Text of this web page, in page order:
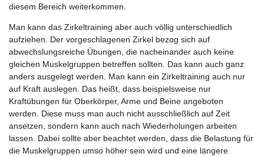
diesem Bereich weiterkommen.
Man kann das Zirkeltraining aber auch völlig unterschiedlich
aufziehen. Der vorgeschlagenen Zirkel bezog sich auf
abwechslungsreiche Übungen, die nacheinander auch keine
gleichen Muskelgruppen betreffen sollten. Das kann auch ganz
anders ausgelegt werden. Man kann ein Zirkeltraining auch nur
auf Kraft auslegen. Das heißt, dass beispielsweise nur
Kraftübungen für Oberkörper, Arme und Beine angeboten
werden. Diese muss man auch nicht ausschließlich auf Zeit
ansetzen, sondern kann auch nach Wiederholungen arbeiten
lassen. Dabei sollte aber beachtet werden, dass die Belastung für
die Muskelgruppen umso höher sein wird und eine längere